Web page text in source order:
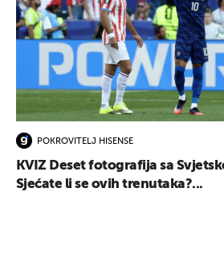
POKROVITELJ HISENSE
KVIZ Deset fotografija sa
Sjećate li se ovih trenutaka?...